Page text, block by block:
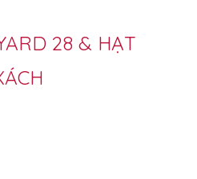
28 & HẠT